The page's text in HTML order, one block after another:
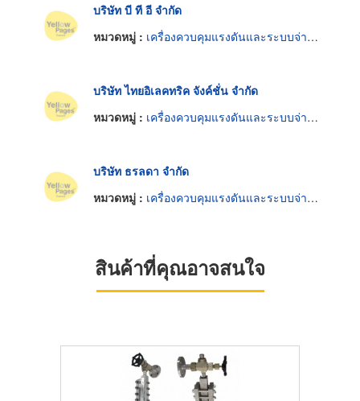
บริษัท บี ที อี จำกัด
หมวดหมู่ : เครื่องควบคุมแรงดันและระบบจ่ายกระแสไฟฟ้าต่อเนื่อง
บริษัท ไทยอิเลคทริค จังค์ชั่น จำกัด
หมวดหมู่ : เครื่องควบคุมแรงดันและระบบจ่ายกระแสไฟฟ้าต่อเนื่อง
บริษัท ธรลดา จำกัด
หมวดหมู่ : เครื่องควบคุมแรงดันและระบบจ่ายกระแสไฟฟ้าต่อเนื่อง
สินค้าที่คุณอาจสนใจ